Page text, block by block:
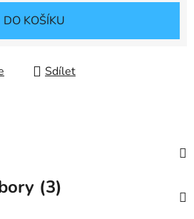
DO KOŠÍKU
Sdílet
(3)